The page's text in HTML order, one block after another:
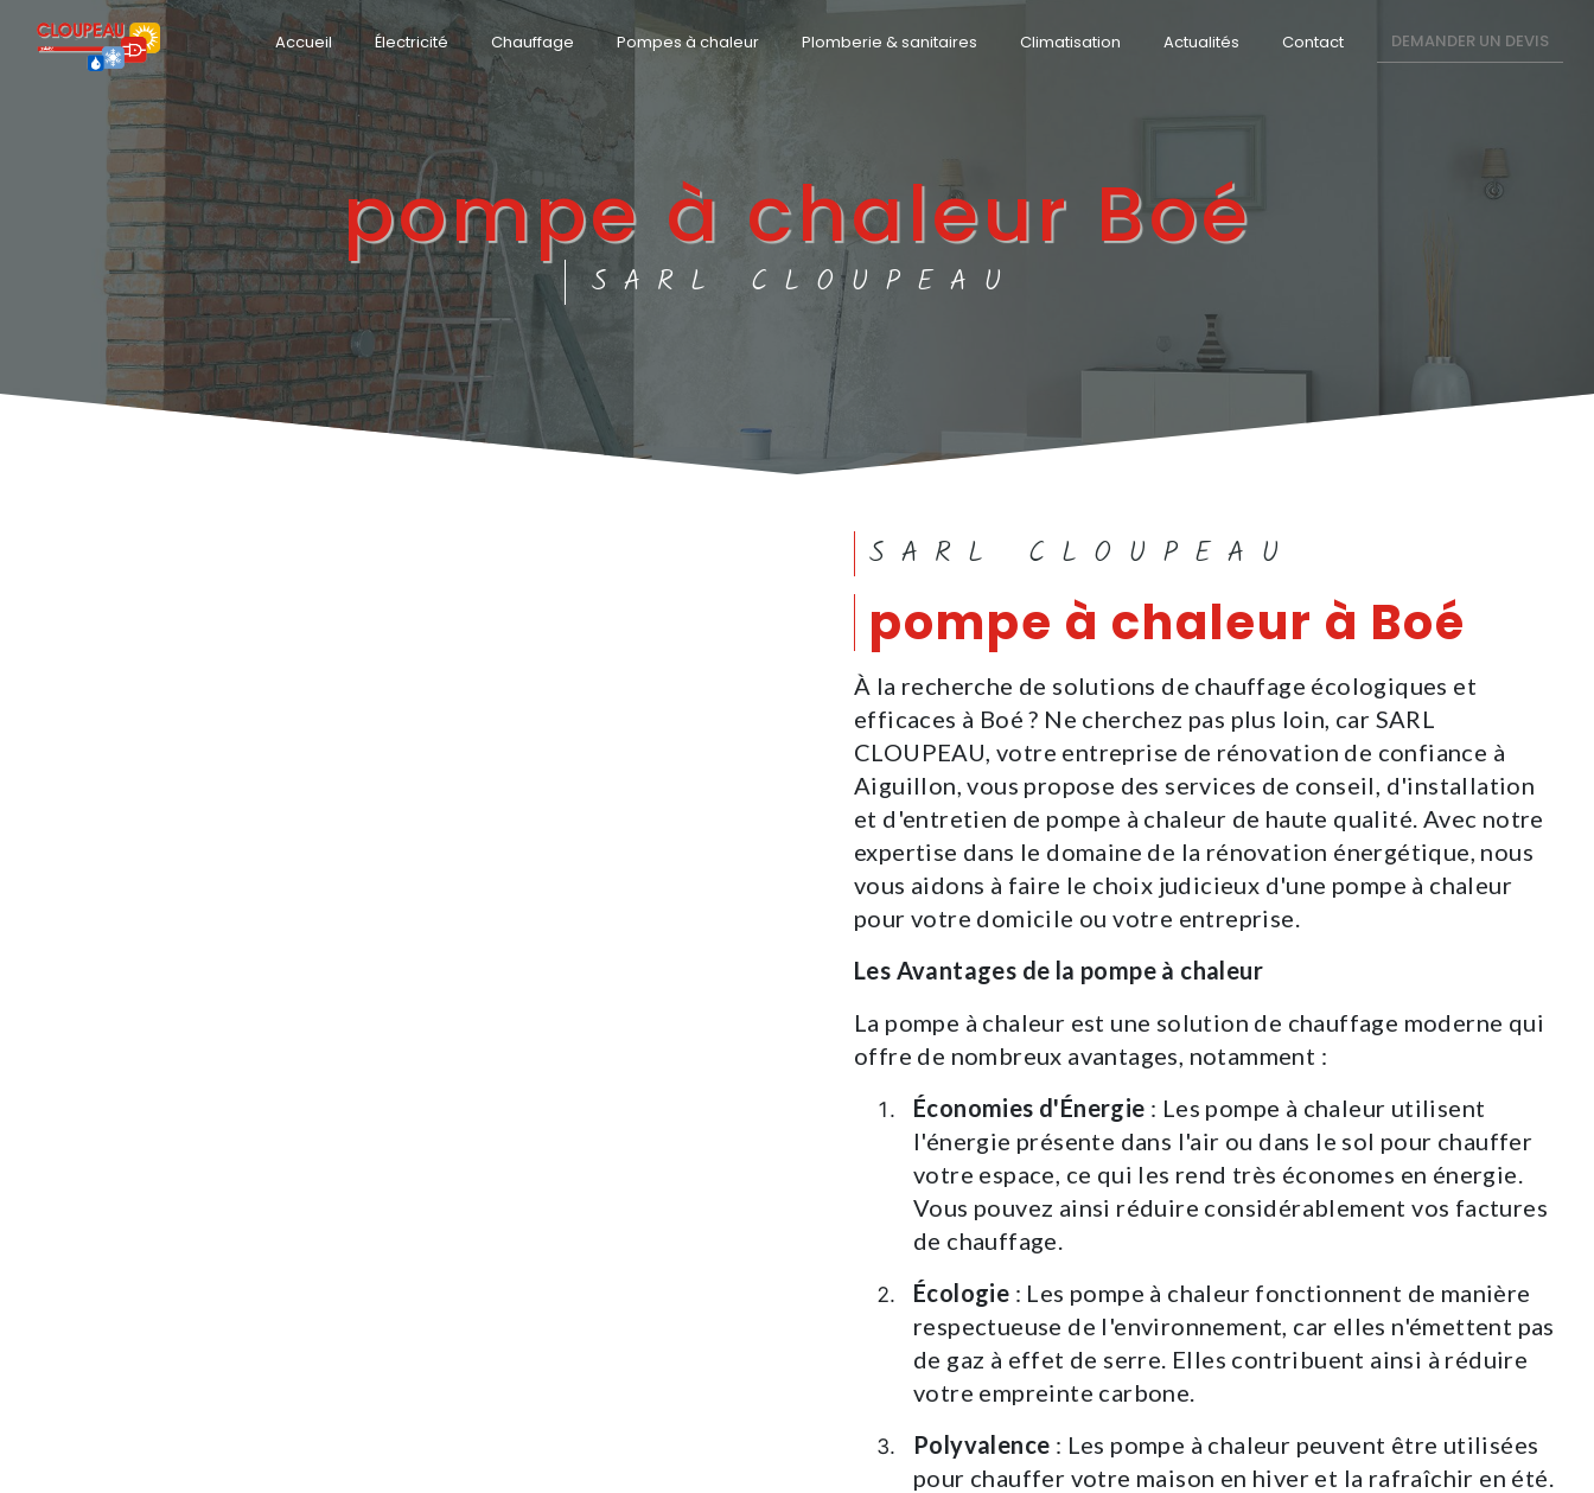
Accueil Électricité Chauffage Pompes à chaleur Plomberie & sanitaires Climatisation Actualités Contact DEMANDER UN DEVIS
pompe à chaleur Boé
SARL CLOUPEAU
SARL CLOUPEAU
pompe à chaleur à Boé
À la recherche de solutions de chauffage écologiques et
efficaces à Boé ? Ne cherchez pas plus loin, car SARL
CLOUPEAU, votre entreprise de rénovation de confiance à
Aiguillon, vous propose des services de conseil, d'installation
et d'entretien de pompe à chaleur de haute qualité. Avec notre
expertise dans le domaine de la rénovation énergétique, nous
vous aidons à faire le choix judicieux d'une pompe à chaleur
pour votre domicile ou votre entreprise.
Les Avantages de la pompe à chaleur
La pompe à chaleur est une solution de chauffage moderne qui
offre de nombreux avantages, notamment :
Économies d'Énergie : Les pompe à chaleur utilisent
l'énergie présente dans l'air ou dans le sol pour chauffer
votre espace, ce qui les rend très économes en énergie.
Vous pouvez ainsi réduire considérablement vos factures
de chauffage.
Écologie : Les pompe à chaleur fonctionnent de manière
respectueuse de l'environnement, car elles n'émettent pas
de gaz à effet de serre. Elles contribuent ainsi à réduire
votre empreinte carbone.
Polyvalence : Les pompe à chaleur peuvent être utilisées
pour chauffer votre maison en hiver et la rafraîchir en été.
Panneau de gestion des cookies